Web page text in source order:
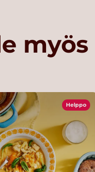
Helppo